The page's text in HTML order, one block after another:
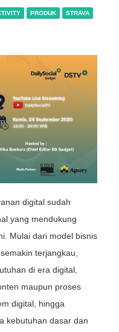
PRODUK STRAVA
digital sudah
yang mendukung
Mulai dari model bisnis
terjangkau,
di era digital,
maupun proses
digital, hingga
kebutuhan dasar dan